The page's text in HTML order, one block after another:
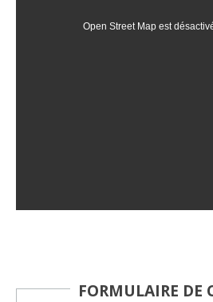
Open Street Map est
FORMULAIRE DE